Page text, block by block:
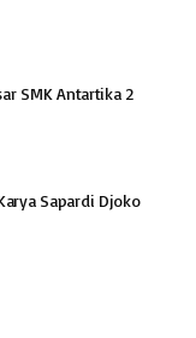
SMK Antartika 2
Sapardi Djoko